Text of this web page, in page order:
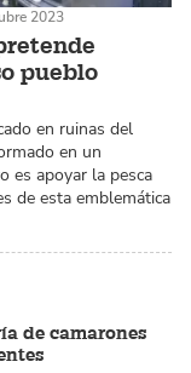
pueblo
2023
en ruinas del
en un
es apoyar la pesca
de esta emblemática
de camarones